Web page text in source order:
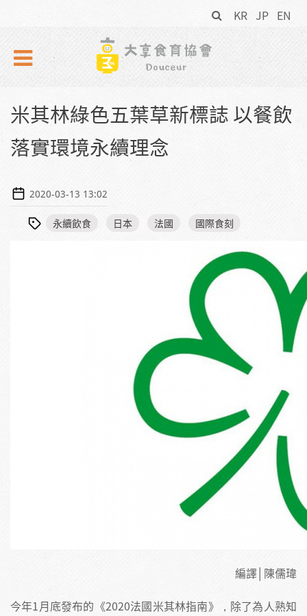
KR JP EN
搜
尋
表
米其林綠色五葉草新標誌 以餐飲
落實環境永續理念
2020-03-13 13:02
永續飲食 日本 法國 國際食刻
編譯│陳儒瑋
今年1月底發布的《2020法國米其林指南》，除了為人熟知